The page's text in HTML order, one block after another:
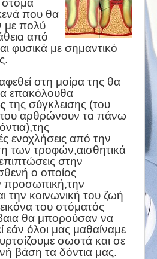
που θα
με πολύ
από
φυσικά με σημαντικό
στη μοίρα της θα
επακόλουθα
της σύγκλεισης (του
αρθρώνουν τα πάνω
ενοχλήσεις από την
των τροφών,αισθητικά
στην
ο οποίος
προσωπική,την
την κοινωνική του ζωή
του στόματός
θα μπορούσαν να
εάν όλοι μας μαθαίναμε
σωστά και σε
βάση τα δόντια μας.